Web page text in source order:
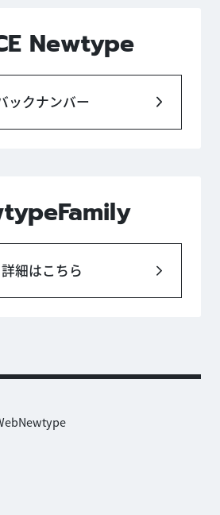
Newtype
ックナンバー
詳細はこちら